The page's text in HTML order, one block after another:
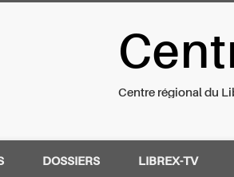
Régional du
Centre régional du
DOSSIERS LIBREX-TV